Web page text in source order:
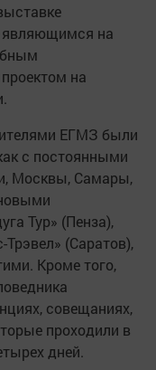
являющимся на
на
ЕГМЗ были
с постоянными
Москвы, Самары,
Тур» (Пенза),
(Саратов),
Кроме того,
совещаниях,
проходили в
дней.